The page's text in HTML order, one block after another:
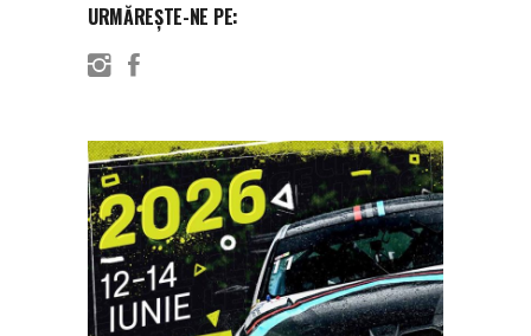
URMĂREȘTE-NE PE: